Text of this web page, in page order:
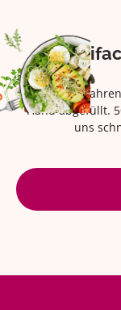
Seit über 42
Hand abgefüllt.
uns